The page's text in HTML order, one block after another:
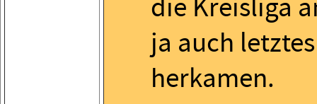
ja auch
herkamen.